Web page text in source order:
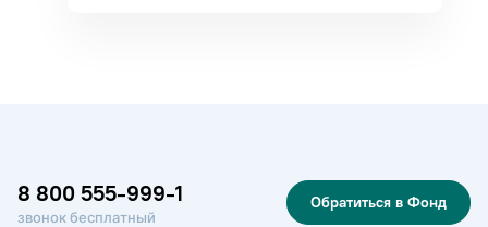
8 800 555-999-1
звонок бесплатный
Обратиться в Фонд